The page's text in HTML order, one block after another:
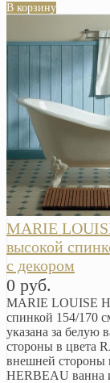
В корзину
MARIE
высокой
с декором
0 руб.
MARIE LOUISE
спинкой 154/170
указана за белую
стороны в цвета
внешней стороны
HERBEAU ванна